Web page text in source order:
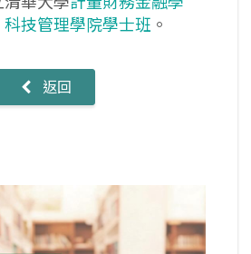
科技管理學院學士班 。
返回